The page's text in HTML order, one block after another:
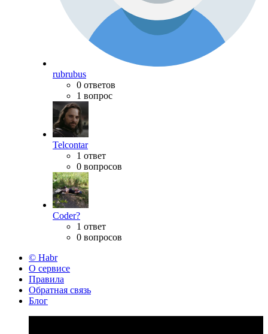
rubrubus
0 ответов
1 вопрос
Telcontar
1 ответ
0 вопросов
Coder?
1 ответ
0 вопросов
© Habr
О сервисе
Правила
Обратная связь
Блог